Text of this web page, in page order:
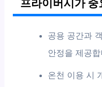
프라이버시가 중
공용 공간과
안정을 제공
온천 이용 시